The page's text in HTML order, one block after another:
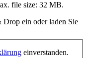
file size: 32 MB.
ein oder laden Sie
einverstanden.